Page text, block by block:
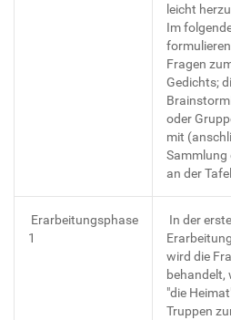
leicht
Im
Fragen
Gedichts;
oder
mit
Sammlung
an der
Erarbeitungsphase
1
In der
wird die
behandelt,
"die
Truppen